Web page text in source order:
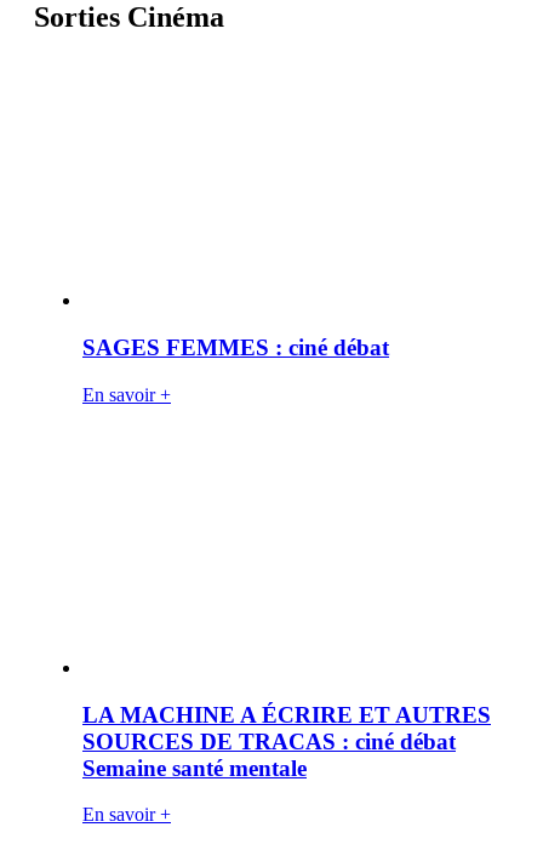
Sorties Cinéma
SAGES FEMMES : ciné débat
En savoir +
LA MACHINE A ÉCRIRE ET AUTRES
SOURCES DE TRACAS : ciné débat
Semaine santé mentale
En savoir +